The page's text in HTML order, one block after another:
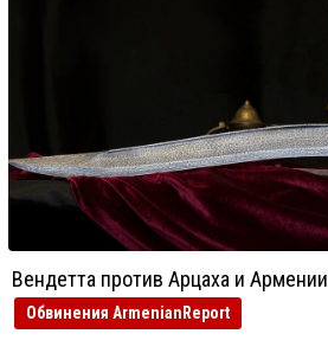
Вендетта против Арцаха и Армении
Обвинения ArmenianReport